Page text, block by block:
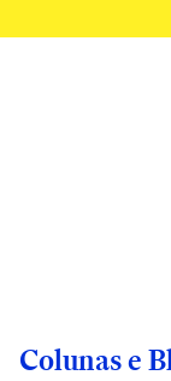
Colunas e